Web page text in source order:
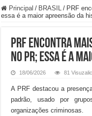
Principal / BRASIL / PRF
essa é a maior apreensão da
PRF encontra
no PR; essa é a
18/06/2026 81
A PRF destacou a
padrão, usado por
organizações criminosas.